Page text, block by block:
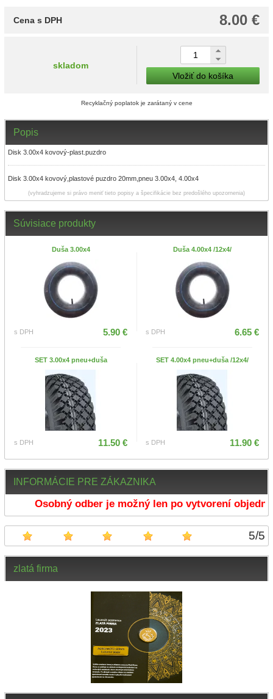
INFORMÁCIE PRE ZÁKAZNIKA
Osobný odber je možný len po vytvorení
5/5
zlatá firma
8.00 €
Cena s DPH
skladom
Vložiť do košíka
Recyklačný poplatok je zarátaný v cene
Popis
Disk 3.00x4 kovový-plast.puzdro
Disk 3.00x4 kovový,plastové puzdro 20mm,pneu 3.00x4, 4.00x4
(vyhradzujeme si právo meniť tieto popisy a špecifikácie bez predošlého upozornenia)
Súvisiace produkty
Duša 3.00x4
s DPH 5.90 €
Duša 4.00x4 /12x4/
s DPH 6.65 €
SET 3.00x4 pneu+duša
s DPH 11.50 €
SET 4.00x4 pneu+duša /12x4/
s DPH 11.90 €